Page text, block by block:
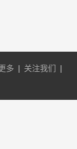
多 关注我们